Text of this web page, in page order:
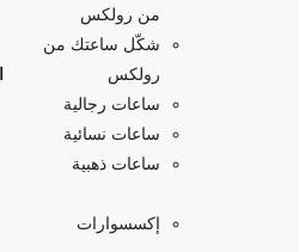
من رولكس
شكّل ساعتك من
رولكس
ساعات رجالية
ساعات نسائية
ساعات ذهبية
إكسسوارات